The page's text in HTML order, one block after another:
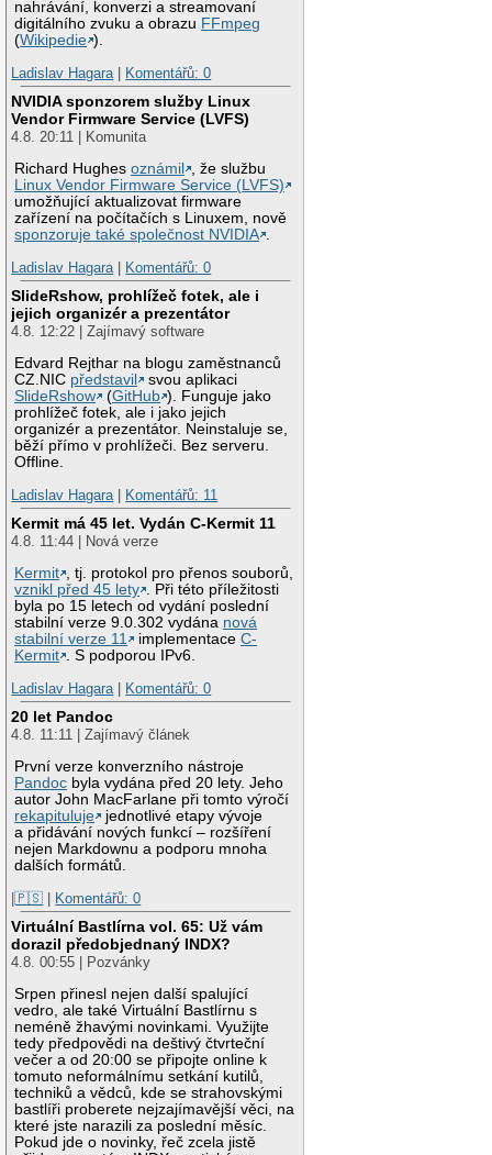
nahrávání, konverzi a streamovaní
digitálního zvuku a obrazu FFmpeg
(Wikipedie ).
Ladislav Hagara
Komentářů: 0
NVIDIA sponzorem služby Linux
Vendor Firmware Service (LVFS)
4.8. 20:11 | Komunita
Richard Hughesoznámil
, že službu
Linux Vendor Firmware Service (LVFS)
umožňující aktualizovat firmware
zařízení na počítačích s Linuxem, nově
sponzoruje také společnost NVIDIA .
Ladislav Hagara | Komentářů: 0
SlideRshow, prohlížeč fotek, ale i
jejich organizér a prezentátor
4.8. 12:22 | Zajímavý software
Edvard Rejthar na blogu zaměstnanců
CZ.NIC představil
svou aplikaci
SlideRshow
(GitHub ). Funguje jako
prohlížeč fotek, ale i jako jejich
organizér a prezentátor. Neinstaluje se,
běží přímo v prohlížeči. Bez serveru.
Offline.
Ladislav Hagara | Komentářů: 11
Kermit má 45 let. Vydán C-Kermit 11
4.8. 11:44 | Nová verze
Kermit , tj. protokol pro přenos souborů,
vznikl před 45 lety . Při této příležitosti
byla po 15 letech od vydání poslední
stabilní verze 9.0.302 vydána nová
stabilní verze 11
implementaceC-
Kermit . S podporou IPv6.
Ladislav Hagara | Komentářů: 0
20 let Pandoc
4.8. 11:11 | Zajímavý článek
První verze konverzního nástroje
Pandoc byla vydána před 20 lety. Jeho
autor John MacFarlane při tomto výročí
rekapituluje
jednotlivé etapy vývoje
a přidávání nových funkcí – rozšíření
nejen Markdownu a podporu mnoha
dalších formátů.
|🇵🇸 | Komentářů: 0
Virtuální Bastlírna vol. 65: Už vám
dorazil předobjednaný INDX?
4.8. 00:55 | Pozvánky
Srpen přinesl nejen další spalující
vedro, ale také Virtuální Bastlírnu s
neméně žhavými novinkami. Využijte
tedy předpovědi na deštivý čtvrteční
večer a od 20:00 se připojte online k
tomuto neformálnímu setkání kutilů,
techniků a vědců, kde se strahovskými
bastlíři proberete nejzajímavější věci, na
které jste narazili za poslední měsíc.
Pokud jde o novinky, řeč zcela jistě